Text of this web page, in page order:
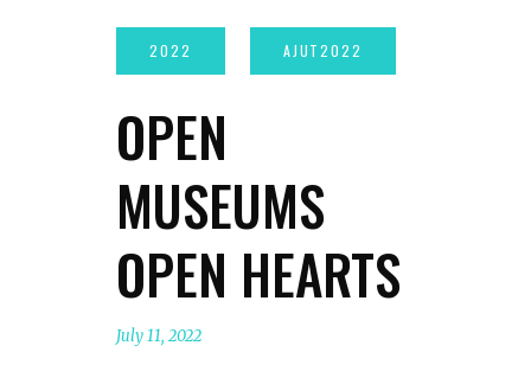
OPEN
MUSEUMS
OPEN HEARTS
July 11, 2022